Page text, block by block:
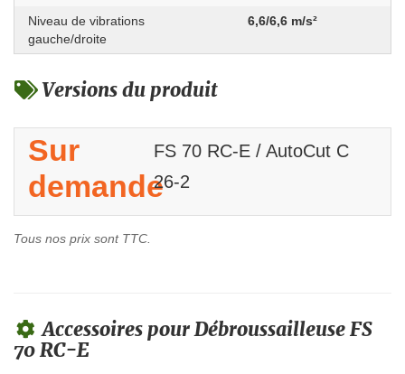
Niveau de vibrations
gauche/droite
6,6/6,6 m/s²
Versions du produit
Sur
demande
FS 70 RC-E / AutoCut C
26-2
Tous nos prix sont TTC.
Accessoires pour Débroussailleuse FS
70 RC-E